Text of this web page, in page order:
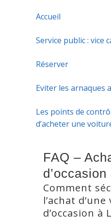
Accueil
Service public : vice
Réserver
Eviter les arnaques
Les points de
d’acheter une
FAQ –
d’occasion
Comment
l’achat
d’occasion à